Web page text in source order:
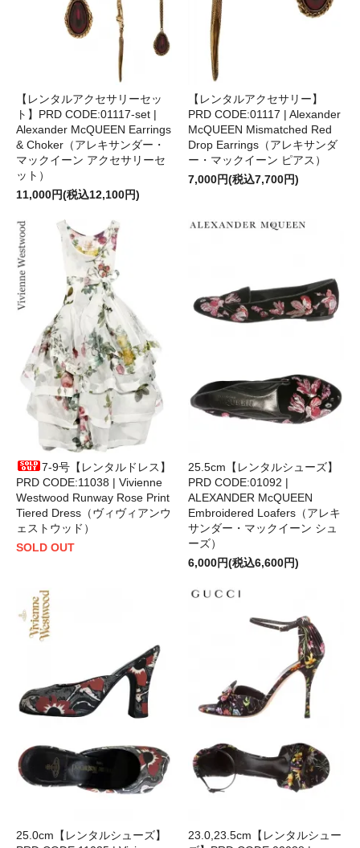
【レンタルアクセサリーセッ
ト】PRD CODE:01117-set |
Alexander McQUEEN Earrings
& Choker（アレキサンダー・
マックイーン アクセサリーセ
ット）
11,000円(税込12,100円)
【レンタルアクセサリー】
PRD CODE:01117 | Alexander
McQUEEN Mismatched Red
Drop Earrings（アレキサンダ
ー・マックイーン ピアス）
7,000円(税込7,700円)
7-9号【レンタルドレス】
PRD CODE:11038 | Vivienne
Westwood Runway Rose Print
Tiered Dress（ヴィヴィアンウ
ェストウッド）
SOLD OUT
25.5cm【レンタルシューズ】
PRD CODE:01092 |
ALEXANDER McQUEEN
Embroidered Loafers（アレキ
サンダー・マックイーン シュ
ーズ）
6,000円(税込6,600円)
25.0cm【レンタルシューズ】
23.0,23.5cm【レンタルシュー